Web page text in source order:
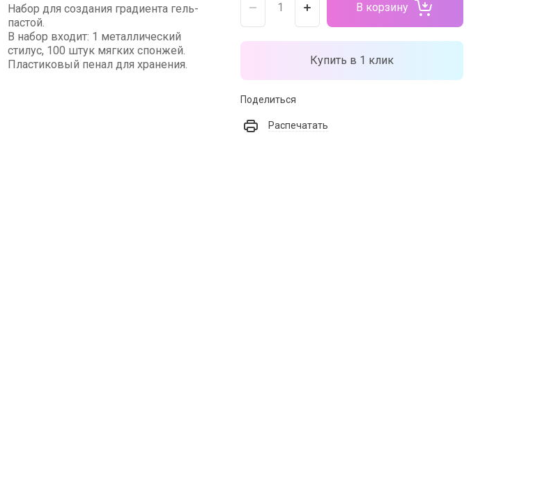
Набор для создания градиента гель-
пастой.
В набор входит: 1 металлический
стилус, 100 штук мягких спонжей.
Пластиковый пенал для хранения.
В корзину
Купить в 1 клик
Поделиться
Распечатать